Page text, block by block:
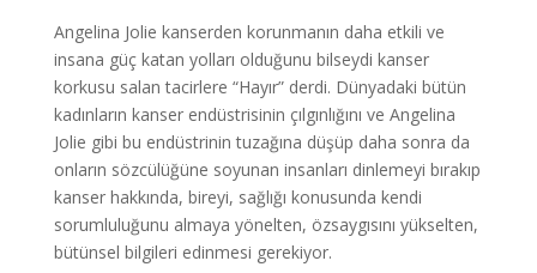
Angelina Jolie kanserden korunmanın daha etkili ve
insana güç katan yolları olduğunu bilseydi kanser
korkusu salan tacirlere “Hayır” derdi. Dünyadaki bütün
kadınların kanser endüstrisinin çılgınlığını ve Angelina
Jolie gibi bu endüstrinin tuzağına düşüp daha sonra da
onların sözcülüğüne soyunan insanları dinlemeyi bırakıp
kanser hakkında, bireyi, sağlığı konusunda kendi
sorumluluğunu almaya yönelten, özsaygısını yükselten,
bütünsel bilgileri edinmesi gerekiyor.